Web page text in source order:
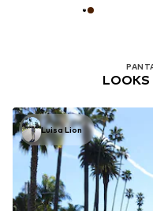
LOOKS
Luisa Lion